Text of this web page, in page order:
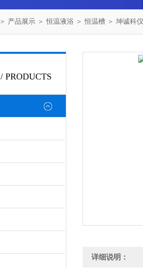
＞ 产品展示 ＞恒温液浴 ＞恒温槽 ＞ 坤诚科
/ PRODUCTS
详细说明：